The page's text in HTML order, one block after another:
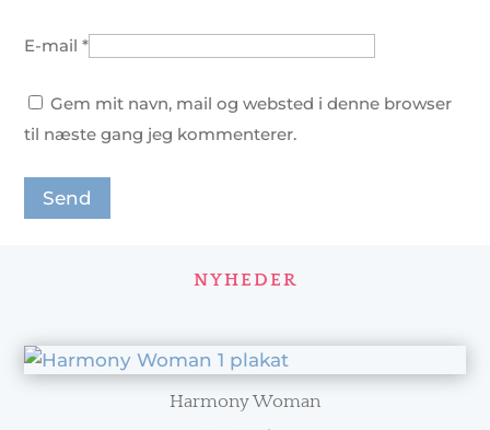
E-mail*
Gem mit navn, mail og websted i denne browser
til næste gang jeg kommenterer.
NYHEDER
Harmony Woman